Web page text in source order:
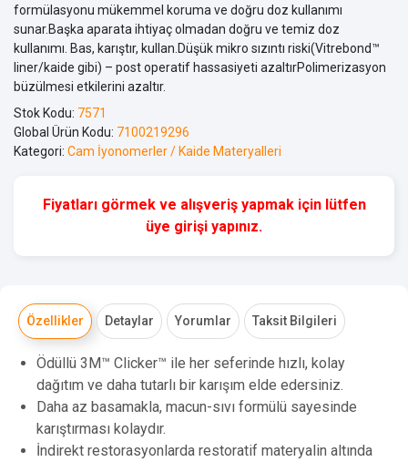
formülasyonu mükemmel koruma ve doğru doz kullanımı
sunar.Başka aparata ihtiyaç olmadan doğru ve temiz doz
kullanımı. Bas, karıştır, kullan.Düşük mikro sızıntı riski(Vitrebond™
liner/kaide gibi) – post operatif hassasiyeti azaltırPolimerizasyon
büzülmesi etkilerini azaltır.
Stok Kodu: 7571
Global Ürün Kodu: 7100219296
Kategori: Cam İyonomerler / Kaide Materyalleri
Fiyatları görmek ve alışveriş yapmak için lütfen
üye girişi yapınız.
Özellikler Detaylar Yorumlar Taksit Bilgileri
Ödüllü 3M™ Clicker™ ile her seferinde hızlı, kolay
dağıtım ve daha tutarlı bir karışım elde edersiniz.
Daha az basamakla, macun-sıvı formülü sayesinde
karıştırması kolaydır.
İndirekt restorasyonlarda restoratif materyalin altında